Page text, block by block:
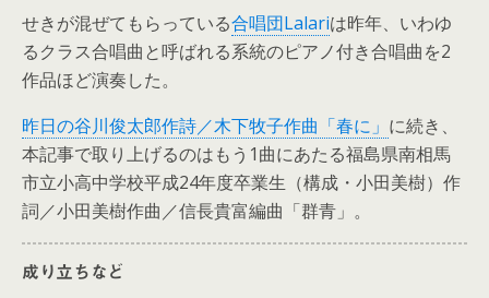
せきが混ぜてもらっている合唱団Lalariは昨年、いわゆ
るクラス合唱曲と呼ばれる系統のピアノ付き合唱曲を2
作品ほど演奏した。
昨日の谷川俊太郎作詩／木下牧子作曲「春に」 に続き、
本記事で取り上げるのはもう1曲にあたる福島県南相馬
市立小高中学校平成24年度卒業生（構成・小田美樹）作
詞／小田美樹作曲／信長貴富編曲「群青」。
成り立ちなど